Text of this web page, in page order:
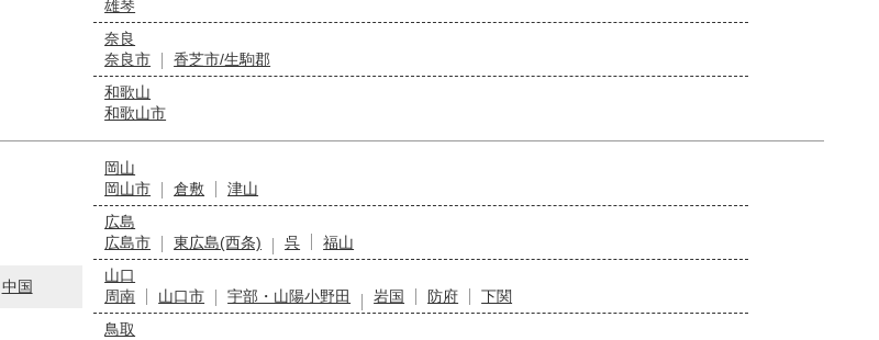
雄琴
奈良
奈良市
香芝市/生駒郡
和歌山
和歌山市
中国
岡山
岡山市
倉敷
津山
広島
広島市
東広島(西条) 呉
福山
山口
周南
山口市 宇部・山陽小野田 岩国 防府
下関
鳥取